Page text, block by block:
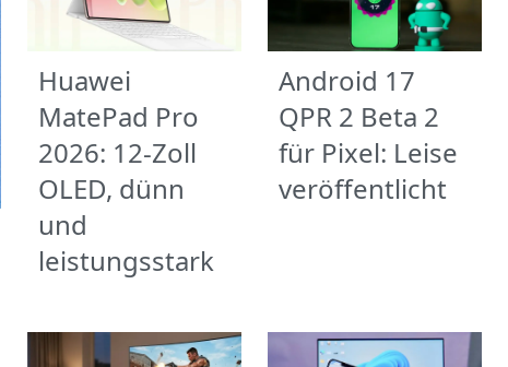
Huawei
MatePad Pro
2026: 12-Zoll
OLED, dünn
und
leistungsstark
Android 17
QPR 2 Beta 2
für Pixel: Leise
veröffentlicht